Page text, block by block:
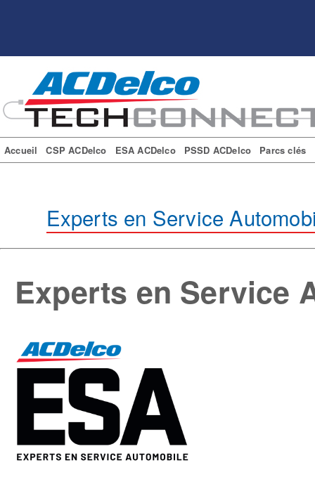
Accueil CSP ACDelco ESA ACDelco PSSD ACDelco Parcs clés
Experts en Service
Experts en Service